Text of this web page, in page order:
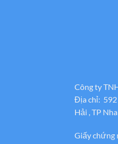
Công ty
Địa chỉ: 592
Hải , TP
Giấy chứng